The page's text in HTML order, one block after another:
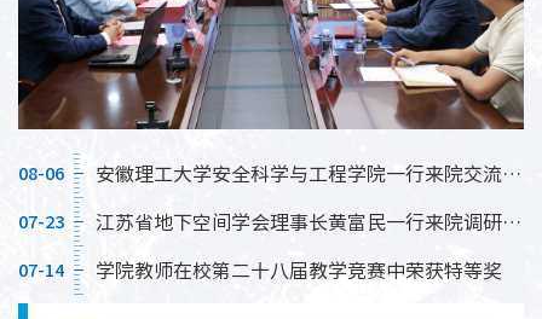
08-06 安徽理工大学安全科学与工程学院一行来院交流调研
07-23 江苏省地下空间学会理事长黄富民一行来院调研交流
07-14 学院教师在校第二十八届教学竞赛中荣获特等奖